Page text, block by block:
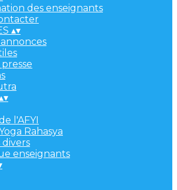
des enseignants
▴▾
▾
l'AFYI
Rahasya
enseignants